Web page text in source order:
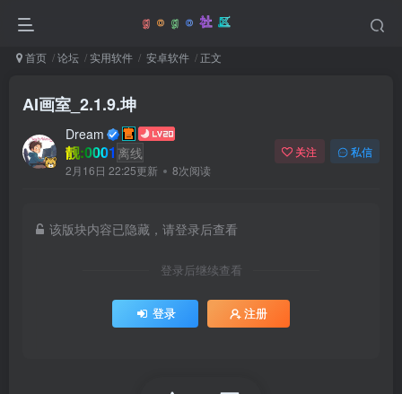
首页 论坛 实用软件 安卓软件 正文
AI画室_2.1.9.坤
Dream
靓:0001 离线
2月16日 22:25更新 8次阅读
关注 私信
该版块内容已隐藏，请登录后查看
登录后继续查看
登录 注册